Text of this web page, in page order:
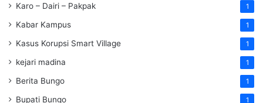
Karo – Dairi – Pakpak 1
Kabar Kampus 1
Kasus Korupsi Smart Village 1
kejari madina 1
Berita Bungo 1
Bupati Bungo 1